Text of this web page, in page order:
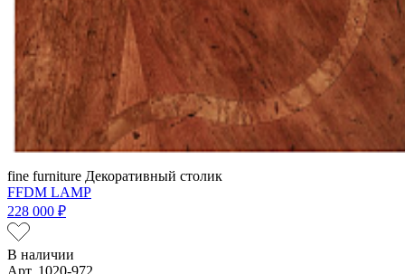
fine furniture Декоративный столик
FFDM LAMP
228 000 ₽
В наличии
Арт. 1020-972